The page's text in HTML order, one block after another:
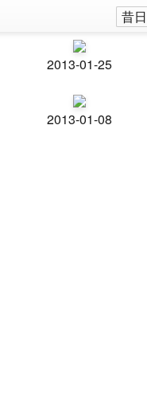
昔日
2013-01-25
2013-01-08